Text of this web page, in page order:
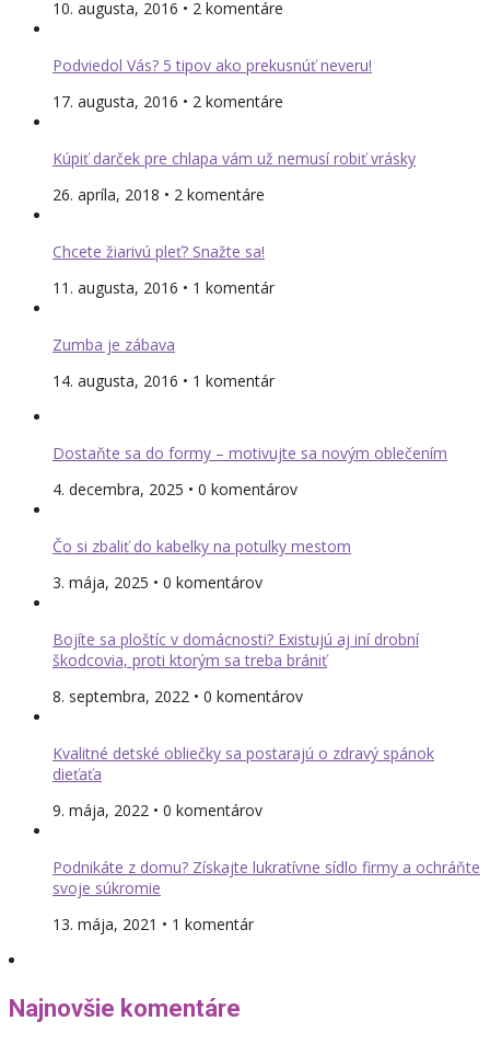
10. augusta, 2016 • 2 komentáre
Podviedol Vás? 5 tipov ako prekusnúť neveru!
17. augusta, 2016 • 2 komentáre
Kúpiť darček pre chlapa vám už nemusí robiť vrásky
26. apríla, 2018 • 2 komentáre
Chcete žiarivú pleť? Snažte sa!
11. augusta, 2016 • 1 komentár
Zumba je zábava
14. augusta, 2016 • 1 komentár
Dostaňte sa do formy – motivujte sa novým oblečením
4. decembra, 2025 • 0 komentárov
Čo si zbaliť do kabelky na potulky mestom
3. mája, 2025 • 0 komentárov
Bojíte sa ploštíc v domácnosti? Existujú aj iní drobní
škodcovia, proti ktorým sa treba brániť
8. septembra, 2022 • 0 komentárov
Kvalitné detské obliečky sa postarajú o zdravý spánok
dieťaťa
9. mája, 2022 • 0 komentárov
Podnikáte z domu? Získajte lukratívne sídlo firmy a ochráňte
svoje súkromie
13. mája, 2021 • 1 komentár
Najnovšie komentáre